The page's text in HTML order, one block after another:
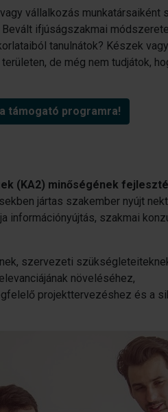
vállalkozás munkatársaiként
ifjúságszakmai
tanulnátok? Készek
de még nem tudjátok,
támogató programra!
(KA2) minőségének
jártas szakember nyújt
információnyújtás, szakmai
szervezeti
növeléséhez,
projekttervezéshez és a